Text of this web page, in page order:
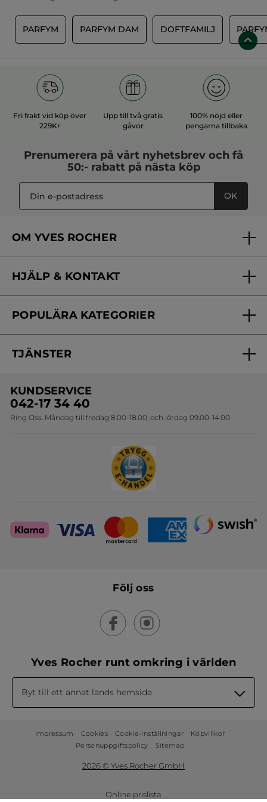
PARFYM PARFYM DAM DOFTFAMILJ
Fri frakt vid köp över
229Kr
Upp till två gratis
gåvor
100% nöjd eller
pengarna tillbaka
Prenumerera på vårt nyhetsbrev och få
50:- rabatt på nästa köp
OK
OM YVES ROCHER
Vårt engagemang
Skönhetstips
HJÄLP & KONTAKT
Kontakta oss
Online prislista
POPULÄRA KATEGORIER
Erbjudanden
Travelsize
Sets
TJÄNSTER
Onlineprislista för postorder
KUNDSERVICE
042-17 34 40
Ring Oss. Måndag till fredag 8.00-18.00, och lördag 09.00-14.00
Följ oss
Yves Rocher runt omkring i världen
Byt till ett annat lands hemsida
Impressum Cookies Cookie-inställningar
Köpvillkor
Personuppgiftspolicy
Sitemap
2026 © Yves Rocher GmbH
Online prislista